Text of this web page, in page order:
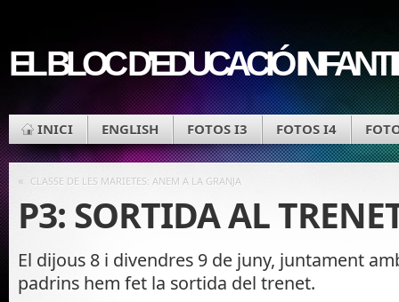
EL BLOC D'EDUCACIÓ
INICI ENGLISH FOTOS I3 FOTOS I4
« CLASSE DE LES MARIETES: ANEM A LA GRANJA
P3: SORTIDA AL
El dijous 8 i divendres 9 de juny, juntament
padrins hem fet la sortida del trenet.